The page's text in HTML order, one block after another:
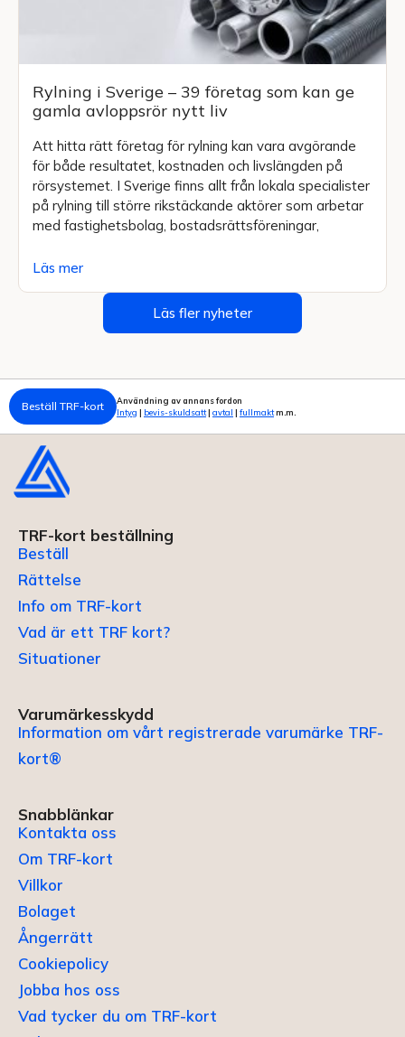
Rylning i Sverige – 39 företag som kan ge
gamla avloppsrör nytt liv
Att hitta rätt företag för rylning kan vara avgörande
för både resultatet, kostnaden och livslängden på
rörsystemet. I Sverige finns allt från lokala specialister
på rylning till större rikstäckande aktörer som arbetar
med fastighetsbolag, bostadsrättsföreningar,
Läs mer
Läs fler nyheter
Beställ TRF-kort
Användning av annans fordon
Intyg | bevis-skuldsatt| avtal | fullmaktm.m.
TRF-kort beställning
Beställ
Rättelse
Info om TRF-kort
Vad är ett TRF kort?
Situationer
Varumärkesskydd
Information om vårt registrerade varumärke TRF-
kort®
Snabblänkar
Kontakta oss
Om TRF-kort
Villkor
Bolaget
Ångerrätt
Cookiepolicy
Jobba hos oss
Vad tycker du om TRF-kort